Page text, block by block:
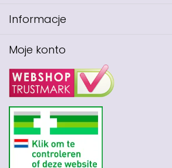
Informacje
Moje konto